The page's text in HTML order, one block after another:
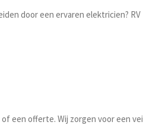
door een ervaren elektricien?
een offerte. Wij zorgen voor een